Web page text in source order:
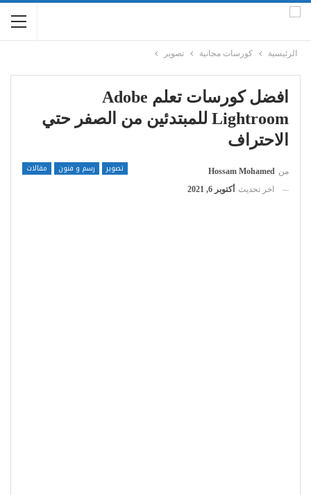
الرئيسية كورسات مجانية تصوير
افضل كورسات تعلم Adobe
Lightroom للمبتدئين من الصفر حتي
الاحتراف
تصوير رسم و فنون مقالات من Hossam Mohamed
اخر تحديث أكتوبر 6, 2021